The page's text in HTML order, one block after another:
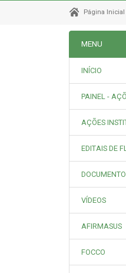
Página Inicial
MENU
INÍCIO
PAINEL -
AÇÕES
EDITAIS DE
VÍDEOS
AFIRMASUS
FOCCO